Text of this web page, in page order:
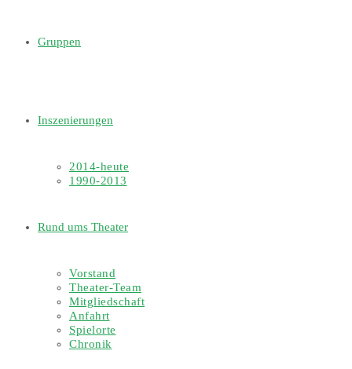
Gruppen
Inszenierungen
2014-heute
1990-2013
Rund ums Theater
Vorstand
Theater-Team
Mitgliedschaft
Anfahrt
Spielorte
Chronik